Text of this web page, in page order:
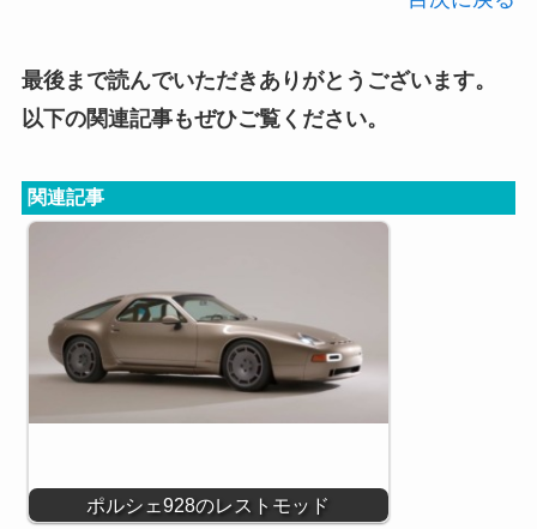
最後まで読んでいただきありがとうございます。
以下の関連記事もぜひご覧ください。
関連記事
ポルシェ928のレストモッド